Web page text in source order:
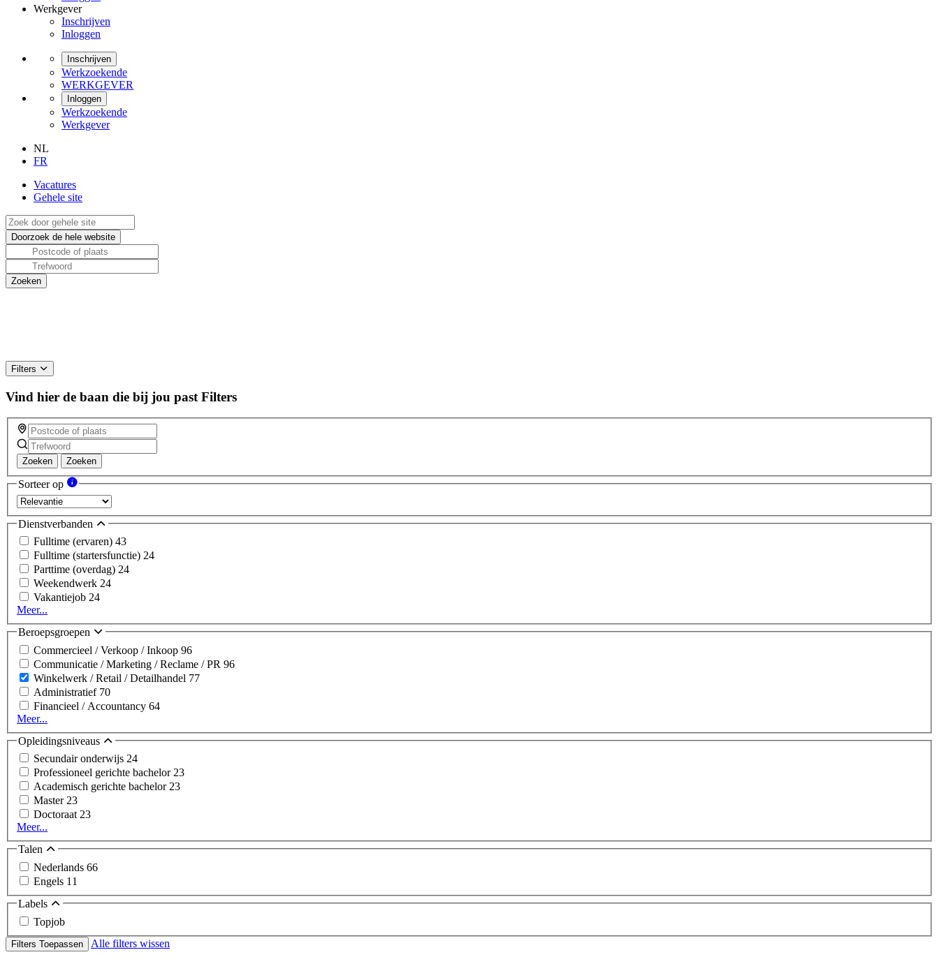
Werkgever
Inschrijven
Inloggen
Inschrijven
Werkzoekende
WERKGEVER
Inloggen
Werkzoekende
Werkgever
NL
FR
Vacatures
Gehele site
Filters
Vind hier de baan die bij jou past Filters
Zoeken Zoeken
Sorteer op
Dienstverbanden
Fulltime (ervaren) 43
Fulltime (startersfunctie) 24
Parttime (overdag) 24
Weekendwerk 24
Vakantiejob 24
Meer...
Beroepsgroepen
Commercieel / Verkoop / Inkoop 96
Communicatie / Marketing / Reclame / PR 96
Winkelwerk / Retail / Detailhandel 77
Administratief 70
Financieel / Accountancy 64
Meer...
Opleidingsniveaus
Secundair onderwijs 24
Professioneel gerichte bachelor23
Academisch gerichte bachelor23
Master23
Doctoraat23
Meer...
Talen
Nederlands 66
Engels 11
Labels
Topjob
Filters Toepassen Alle filters wissen